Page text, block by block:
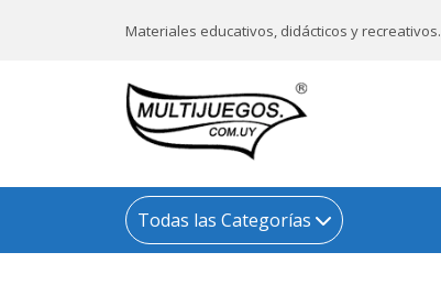
Materiales educativos, didácticos y recreativos.
Todas las Categorías